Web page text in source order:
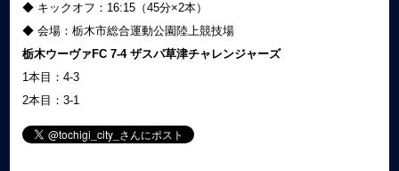
◆ キックオフ：16:15（45分×2本）
◆ 会場：栃木市総合運動公園陸上競技場
栃木ウーヴァFC 7-4 ザスパ草津チャレンジャーズ
1本目：4-3
2本目：3-1